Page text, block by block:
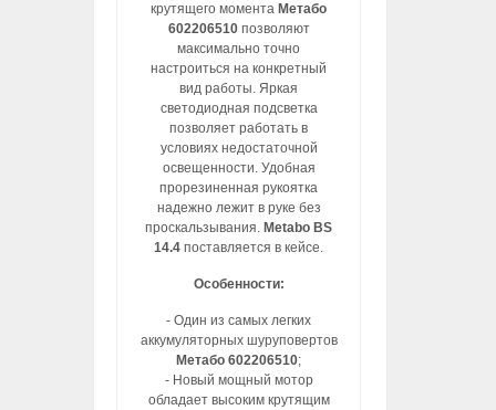
крутящего момента Метабо
602206510позволяют
максимально точно
настроиться на конкретный
вид работы. Яркая
светодиодная подсветка
позволяет работать в
условиях недостаточной
освещенности. Удобная
прорезиненная рукоятка
надежно лежит в руке без
проскальзывания. Metabo BS
14.4 поставляется в кейсе.
Особенности:
- Один из самых легких
аккумуляторных шуруповертов
Метабо 602206510;
- Новый мощный мотор
обладает высоким крутящим